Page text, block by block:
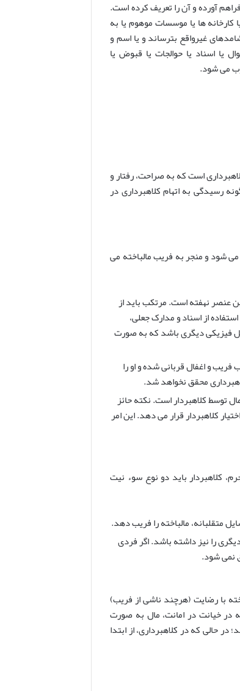
فراهم آورده و آن را تعریف کرده است.
کارخانه ها یا موسسات موهوم یا به
غیرواقع بترساند و یا اسم و
یا اسناد یا حوالجات یا قبوض یا
می شود.
ارتشا و کلاهبرداری است که به صراحت، رفتار و
رسیدگی به اتهام کلاهبرداری در
شود و منجر به فریب مالباخته می
عنصر نهفته است. مرتکب باید از
از اسناد و مدارک جعلی،
فیزیکی دیگری باشد که به صورت
و اغفال قربانی شده و او را
محقق نخواهد شد.
توسط کلاهبردار است. نکته حائز
کلاهبردار قرار می دهد. این امر
کلاهبردار باید دو نوع سوء نیت
متقلبانه، مالباخته را فریب دهد.
را نیز داشته باشد. اگر فردی
نمی شود.
با رضایت (هرچند ناشی از فریب)
در خیانت در امانت، مال به صورت
حالی که در کلاهبرداری، از ابتدا